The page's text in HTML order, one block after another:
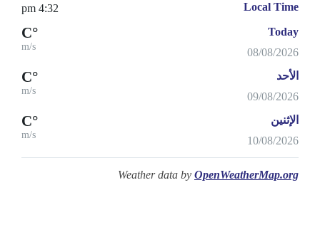
Local Time
4:32 pm
Today
08/08/2026
°C
m/s
الأحد
09/08/2026
°C
m/s
الإثنين
10/08/2026
°C
m/s
Weather data by OpenWeatherMap.org